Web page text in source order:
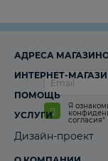
Я
согласия“
АДРЕСА
ИНТЕРНЕТ-
ПОМОЩЬ
УСЛУГИ
Дизайн-проект